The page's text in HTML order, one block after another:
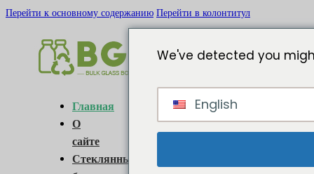
Перейти к основному содержанию Перейти в колонтитул
Главная
О
сайте
Стеклянные
We've detected you
English